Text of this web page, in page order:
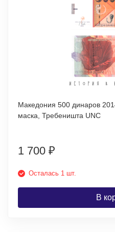
Македония 500 динаров
маска, Требеништа UNC
1 700 ₽
Осталась 1 шт.
В